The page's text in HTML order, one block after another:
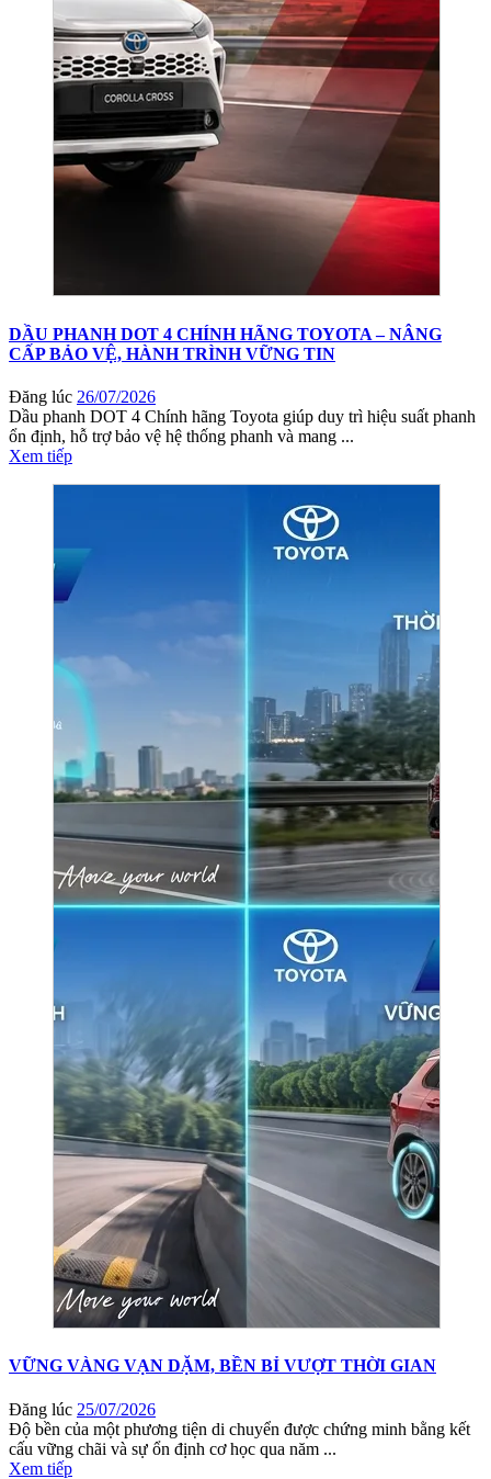
DẦU PHANH DOT 4 CHÍNH HÃNG TOYOTA – NÂNG
CẤP BẢO VỆ, HÀNH TRÌNH VỮNG TIN
Đăng lúc 26/07/2026
Dầu phanh DOT 4 Chính hãng Toyota giúp duy trì hiệu suất phanh
ổn định, hỗ trợ bảo vệ hệ thống phanh và mang ...
Xem tiếp
VỮNG VÀNG VẠN DẶM, BỀN BỈ VƯỢT THỜI GIAN
Đăng lúc 25/07/2026
Độ bền của một phương tiện di chuyển được chứng minh bằng kết
cấu vững chãi và sự ổn định cơ học qua năm ...
Xem tiếp